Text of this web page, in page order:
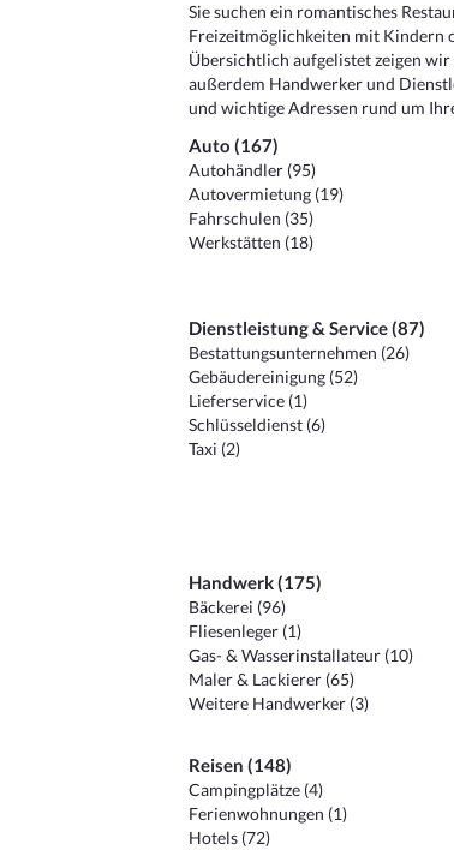
Sie suchen ein romantisches
Freizeitmöglichkeiten mit Kindern
Übersichtlich aufgelistet zeigen wir
außerdem Handwerker und
und wichtige Adressen rund um
Auto (167)
Autohändler (95)
Autovermietung (19)
Fahrschulen (35)
Werkstätten (18)
Dienstleistung & Service (87)
Bestattungsunternehmen (26)
Gebäudereinigung (52)
Lieferservice (1)
Schlüsseldienst (6)
Taxi (2)
Handwerk (175)
Bäckerei (96)
Fliesenleger (1)
Gas- & Wasserinstallateur (10)
Maler & Lackierer (65)
Weitere Handwerker (3)
Reisen (148)
Campingplätze (4)
Ferienwohnungen (1)
Hotels (72)